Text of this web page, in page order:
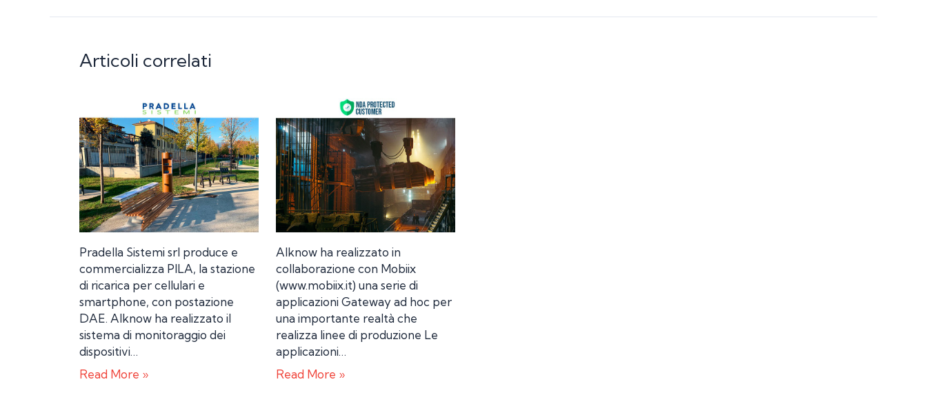
Articoli correlati
Pradella Sistemi srl produce e
commercializza PILA, la stazione
di ricarica per cellulari e
smartphone, con postazione
DAE. AIknow ha realizzato il
sistema di monitoraggio dei
dispositivi…
Read More »
AIknow ha realizzato in
collaborazione con Mobiix
(www.mobiix.it) una serie di
applicazioni Gateway ad hoc per
una importante realtà che
realizza linee di produzione Le
applicazioni…
Read More »